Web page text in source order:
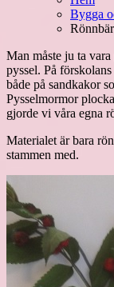
Bygga
Man måste ju ta
pyssel. På
både på sandkakor
Pysselmormor
gjorde vi våra egna
Materialet är bara
stammen med.